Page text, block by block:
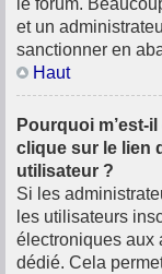
le forum.
et un
sanctionner en
Haut
Pourquoi m’est-
clique sur le lien
utilisateur ?
Si les
les utilisateurs
électroniques aux
dédié. Cela